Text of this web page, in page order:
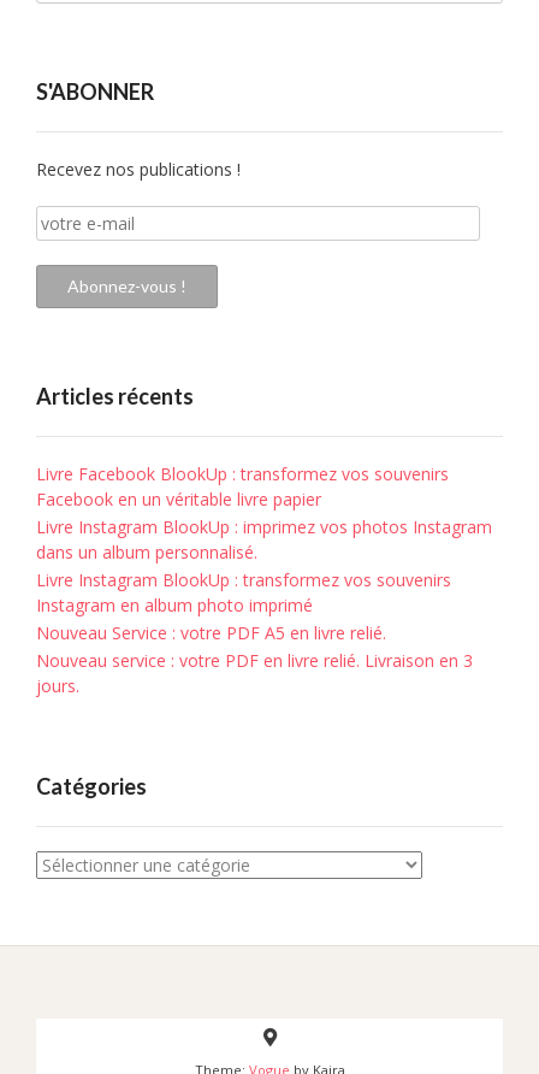
S'ABONNER
Recevez nos publications !
votre
e-
mail
Abonnez-vous !
Articles récents
Livre Facebook BlookUp : transformez vos souvenirs
Facebook en un véritable livre papier
Livre Instagram BlookUp : imprimez vos photos Instagram
dans un album personnalisé.
Livre Instagram BlookUp : transformez vos souvenirs
Instagram en album photo imprimé
Nouveau Service : votre PDF A5 en livre relié.
Nouveau service : votre PDF en livre relié. Livraison en 3
jours.
Catégories
Catégories
Theme: Vogue by Kaira